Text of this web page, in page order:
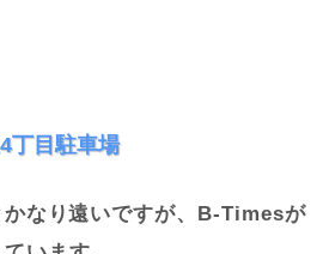
丁目駐車場
なり遠いですが、B-Timesが